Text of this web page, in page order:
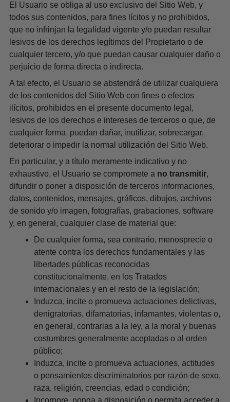
El Usuario se obliga al uso exclusivo del Sitio Web, y
todos sus contenidos, para fines lícitos y no prohibidos,
que no infrinjan la legalidad vigente y/o puedan resultar
lesivos de los derechos legítimos del Propietario o de
cualquier tercero, y/o que puedan causar cualquier daño o
perjuicio de forma directa o indirecta.
A tal efecto, el Usuario se abstendrá de utilizar cualquiera
de los contenidos del Sitio Web con fines o efectos
ilícitos, prohibidos en el presente documento legal,
lesivos de los derechos e intereses de terceros o que, de
cualquier forma, puedan dañar, inutilizar, sobrecargar,
deteriorar o impedir la normal utilización del Sitio Web.
En particular, y a título meramente indicativo y no
exhaustivo, el Usuario se compromete a no transmitir,
difundir o poner a disposición de terceros informaciones,
datos, contenidos, mensajes, gráficos, dibujos, archivos
de sonido y/o imagen, fotografías, grabaciones, software
y, en general, cualquier clase de material que:
De cualquier forma, sea contrario, menosprecie o
atente contra los derechos fundamentales y las
libertades públicas reconocidas
constitucionalmente, en los Tratados
internacionales y en el resto de la legislación;
Induzca, incite o promueva actuaciones delictivas,
denigratorias, difamatorias, infamantes, violentas o,
en general, contrarias a la ley, a la moral y buenas
costumbres generalmente aceptadas o al orden
público;
Induzca, incite o promueva actuaciones, actitudes
o pensamientos discriminatorios por razón de sexo,
raza, religión, creencias, edad o condición;